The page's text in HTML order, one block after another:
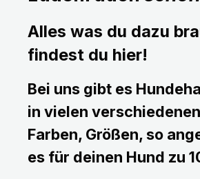
Alles was du dazu
findest du hier!
Bei uns gibt es
in vielen
Farben, Größen, so
es für deinen Hund zu